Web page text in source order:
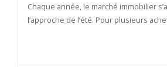
​Chaque année, le marché immobilier
l’approche de l’été. Pour plusieurs